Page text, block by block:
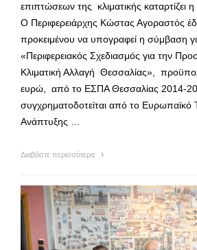
επιπτώσεων της κλιματικής καταρτίζει
Ο Περιφερειάρχης Κώστας Αγοραστός
προκειμένου να υπογραφεί η σύμβαση
«Περιφερειακός Σχεδιασμός για την
Κλιματική Αλλαγή Θεσσαλίας»,
ευρώ, από το ΕΣΠΑ Θεσσαλίας 2014-
συγχρηματοδοτείται από το Ευρωπαϊκό
Ανάπτυξης …
Διαβάστε περισσότερα